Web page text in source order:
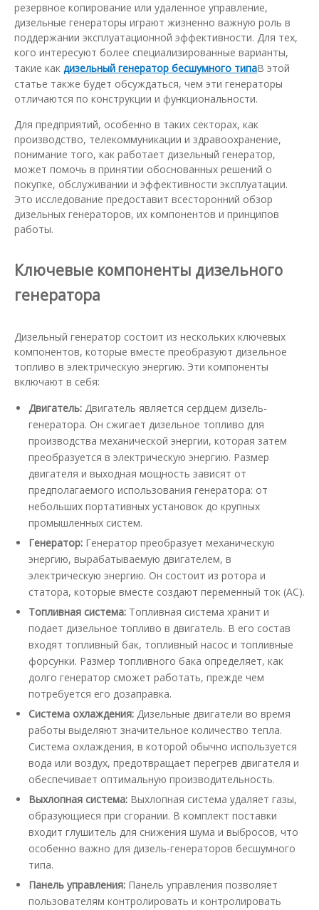
резервное копирование или удаленное управление,
дизельные генераторы играют жизненно важную роль в
поддержании эксплуатационной эффективности. Для тех,
кого интересуют более специализированные варианты,
такие как дизельный генератор бесшумного типаВ этой
статье также будет обсуждаться, чем эти генераторы
отличаются по конструкции и функциональности.
Для предприятий, особенно в таких секторах, как
производство, телекоммуникации и здравоохранение,
понимание того, как работает дизельный генератор,
может помочь в принятии обоснованных решений о
покупке, обслуживании и эффективности эксплуатации.
Это исследование предоставит всесторонний обзор
дизельных генераторов, их компонентов и принципов
работы.
Ключевые компоненты дизельного
генератора
Дизельный генератор состоит из нескольких ключевых
компонентов, которые вместе преобразуют дизельное
топливо в электрическую энергию. Эти компоненты
включают в себя:
Двигатель: Двигатель является сердцем дизель-
генератора. Он сжигает дизельное топливо для
производства механической энергии, которая затем
преобразуется в электрическую энергию. Размер
двигателя и выходная мощность зависят от
предполагаемого использования генератора: от
небольших портативных установок до крупных
промышленных систем.
Генератор: Генератор преобразует механическую
энергию, вырабатываемую двигателем, в
электрическую энергию. Он состоит из ротора и
статора, которые вместе создают переменный ток (AC).
Топливная система: Топливная система хранит и
подает дизельное топливо в двигатель. В его состав
входят топливный бак, топливный насос и топливные
форсунки. Размер топливного бака определяет, как
долго генератор сможет работать, прежде чем
потребуется его дозаправка.
Система охлаждения: Дизельные двигатели во время
работы выделяют значительное количество тепла.
Система охлаждения, в которой обычно используется
вода или воздух, предотвращает перегрев двигателя и
обеспечивает оптимальную производительность.
Выхлопная система: Выхлопная система удаляет газы,
образующиеся при сгорании. В комплект поставки
входит глушитель для снижения шума и выбросов, что
особенно важно для дизель-генераторов бесшумного
типа.
Панель управления: Панель управления позволяет
пользователям контролировать и контролировать